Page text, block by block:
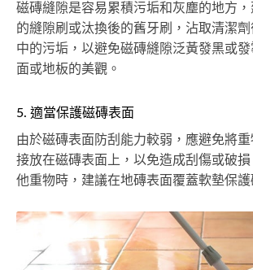
磁磚縫隙是容易累積污垢和灰塵的地方，
的縫隙刷或汰換後的舊牙刷，沾取清潔
中的污垢，以避免磁磚縫隙泛黃發黑或
面或地板的美觀。
5. 適當保護磁磚表面
由於磁磚表面防刮能力較弱，應避免將
接放在磁磚表面上，以免造成刮傷或破
他重物時，建議在地磚表面覆蓋軟墊保護